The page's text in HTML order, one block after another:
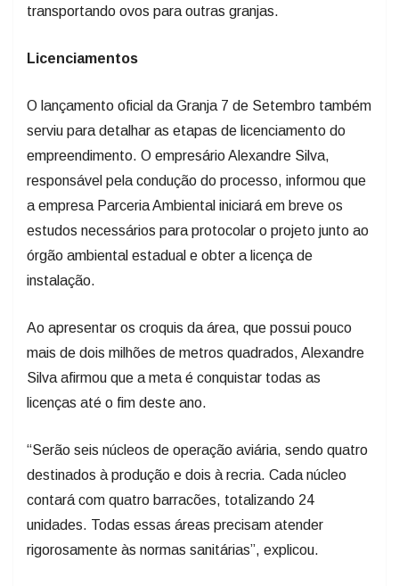
transportando ovos para outras granjas.
Licenciamentos
O lançamento oficial da Granja 7 de Setembro também
serviu para detalhar as etapas de licenciamento do
empreendimento. O empresário Alexandre Silva,
responsável pela condução do processo, informou que
a empresa Parceria Ambiental iniciará em breve os
estudos necessários para protocolar o projeto junto ao
órgão ambiental estadual e obter a licença de
instalação.
Ao apresentar os croquis da área, que possui pouco
mais de dois milhões de metros quadrados, Alexandre
Silva afirmou que a meta é conquistar todas as
licenças até o fim deste ano.
“Serão seis núcleos de operação aviária, sendo quatro
destinados à produção e dois à recria. Cada núcleo
contará com quatro barracões, totalizando 24
unidades. Todas essas áreas precisam atender
rigorosamente às normas sanitárias”, explicou.